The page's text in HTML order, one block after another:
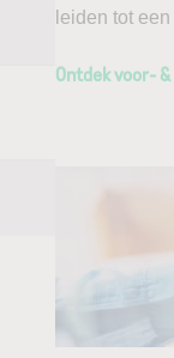
leiden tot
Ontdek voor- &